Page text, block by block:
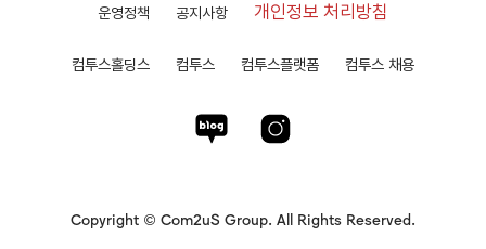
운영정책 공지사항 개인정보 처리방침
컴투스홀딩스 컴투스 컴투스플랫폼 컴투스 채용
Copyright © Com2uS Group. All Rights Reserved.